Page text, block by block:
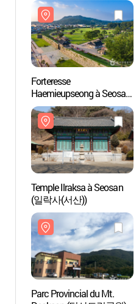
Forteresse
Haemieupseong à Seosan
(서산 해미읍성)
Temple Ilraksa à Seosan
(일락사(서산))
Parc Provincial du Mt.